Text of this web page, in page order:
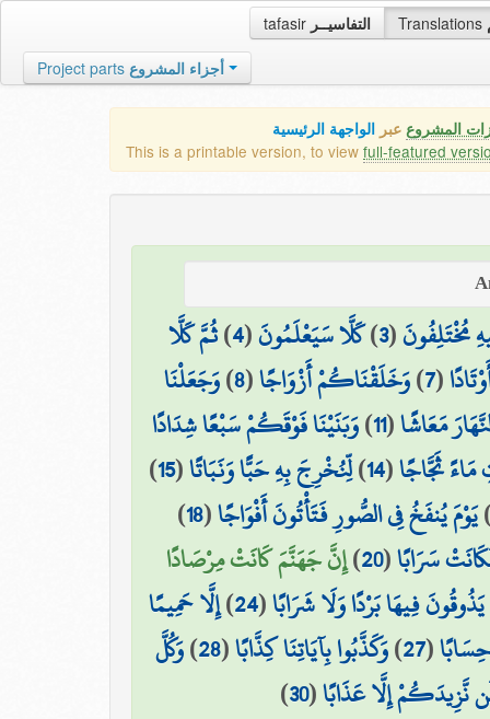
tafasir التفاسيــر Translations
Project parts أجزاء المشروع
المشروع عبر الواجهة الرئيسية
This is a printable version, to view full-featured
مُخْتَلِفُونَ(
3
)كَلَّا سَيَعْلَمُونَ(
4
)ثُمَّ كَلَّا
(
7
)وَخَلَقْنَاكُمْ أَزْوَاجًا(
8
)وَجَعَلْنَا
مَعَاشًا(
11
)وَبَنَيْنَا فَوْقَكُمْ سَبْعًا شِدَادًا
مَاءً ثَجَّاجًا(
14
)لِّنُخْرِجَ بِهِ حَبًّا وَنَبَاتًا(
15
)
يَوْمَ يُنفَخُ فِي الصُّورِ فَتَأْتُونَ أَفْوَاجًا(
18
)
سَرَابًا(
20
)إِنَّ جَهَنَّمَ كَانَتْ مِرْصَادًا
فِيهَا بَرْدًا وَلَا شَرَابًا(
24
)إِلَّا حَمِيمًا
(
27
)وَكَذَّبُوا بِآيَاتِنَا كِذَّابًا(
28
)وَكُلَّ
نَّزِيدَكُمْ إِلَّا عَذَابًا(
30
)